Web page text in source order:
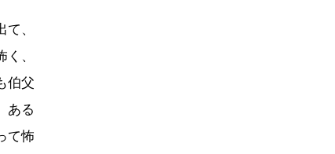
、
、
伯父
ある
て怖